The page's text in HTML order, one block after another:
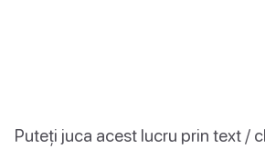
Puteți juca acest lucru prin text /